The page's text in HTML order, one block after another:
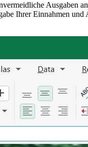
Ausgaben
Ihrer Einnahmen